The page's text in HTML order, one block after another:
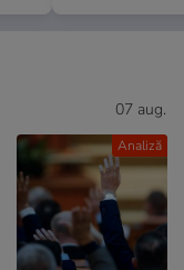
Analiză
07 aug.